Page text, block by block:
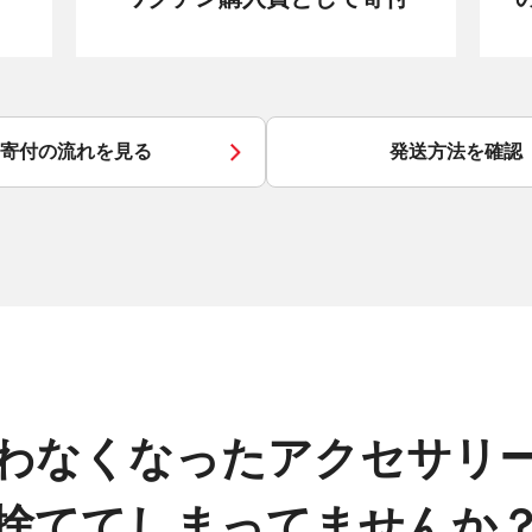
寄付の流れを見る 発送方法を確認
なくなったアクセサリ